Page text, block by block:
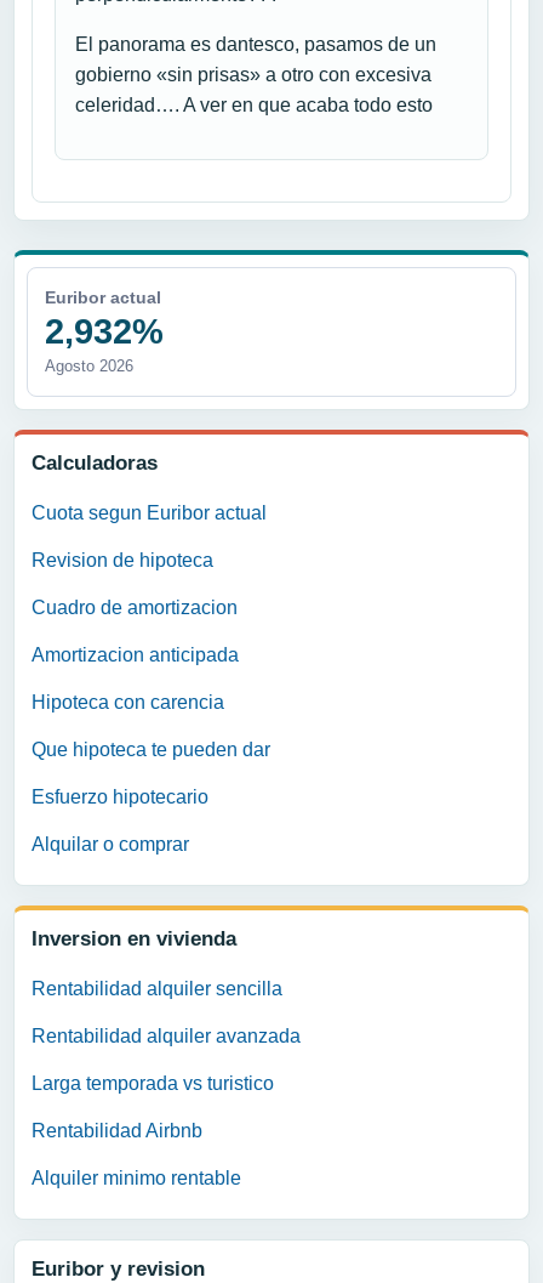
Euribor actual
2,932%
Agosto 2026
Calculadoras
Cuota segun Euribor actual
Revision de hipoteca
Cuadro de amortizacion
Amortizacion anticipada
Hipoteca con carencia
Que hipoteca te pueden dar
Esfuerzo hipotecario
Alquilar o comprar
Inversion en vivienda
Rentabilidad alquiler sencilla
Rentabilidad alquiler avanzada
Larga temporada vs turistico
Rentabilidad Airbnb
Alquiler minimo rentable
Euribor y revision
El panorama es dantesco, pasamos de un
gobierno «sin prisas» a otro con excesiva
celeridad…. A ver en que acaba todo esto